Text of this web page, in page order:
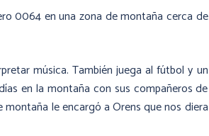
0064 en una zona de montaña cerca de
música. También juega al fútbol y un
en la montaña con sus compañeros de
le encargó a Orens que nos diera